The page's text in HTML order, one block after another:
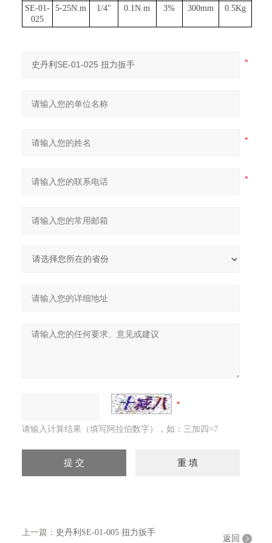
SE-01-
025
5-25N.m 1/4" 0.1N.m 3% 300mm 0.5Kg
请输入计算结果（填写阿拉伯数字），如：三加四=7
上一篇： 史丹利SE-01-005 扭力扳手
返回